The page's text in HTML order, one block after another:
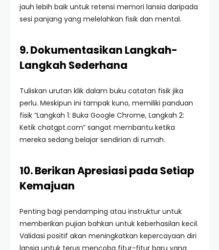
jauh lebih baik untuk retensi memori lansia daripada
sesi panjang yang melelahkan fisik dan mental.
9. Dokumentasikan Langkah-
Langkah Sederhana
Tuliskan urutan klik dalam buku catatan fisik jika
perlu. Meskipun ini tampak kuno, memiliki panduan
fisik “Langkah 1: Buka Google Chrome, Langkah 2:
Ketik chatgpt.com” sangat membantu ketika
mereka sedang belajar sendirian di rumah.
10. Berikan Apresiasi pada Setiap
Kemajuan
Penting bagi pendamping atau instruktur untuk
memberikan pujian bahkan untuk keberhasilan kecil.
Validasi positif akan meningkatkan kepercayaan diri
lansia untuk terus mencoba fitur-fitur baru yang